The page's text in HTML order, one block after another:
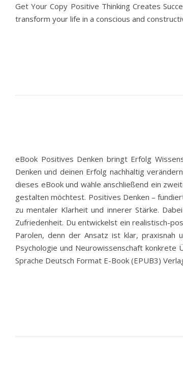
Get Your Copy Positive Thinking Creates
transform your life in a conscious and
eBook Positives Denken bringt Erfolg
Denken und deinen Erfolg nachhaltig
dieses eBook und wähle anschließend ein
gestalten möchtest. Positives Denken –
zu mentaler Klarheit und innerer Stärke.
Zufriedenheit. Du entwickelst ein realistisch-
Parolen, denn der Ansatz ist klar, praxisnah
Psychologie und Neurowissenschaft konkrete
Sprache Deutsch Format E-Book (EPUB3)